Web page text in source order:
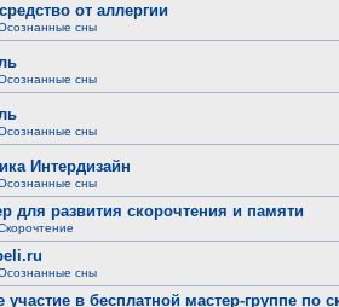
от аллергии
сны
сны
сны
Интердизайн
сны
для развития скорочтения и памяти
сны
участие в бесплатной мастер-группе по